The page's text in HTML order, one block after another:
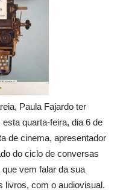
Paula Fajardo ter
esta quarta-feira, dia 6 de
de cinema, apresentador
do ciclo de conversas
que vem falar da sua
livros, com o audiovisual.